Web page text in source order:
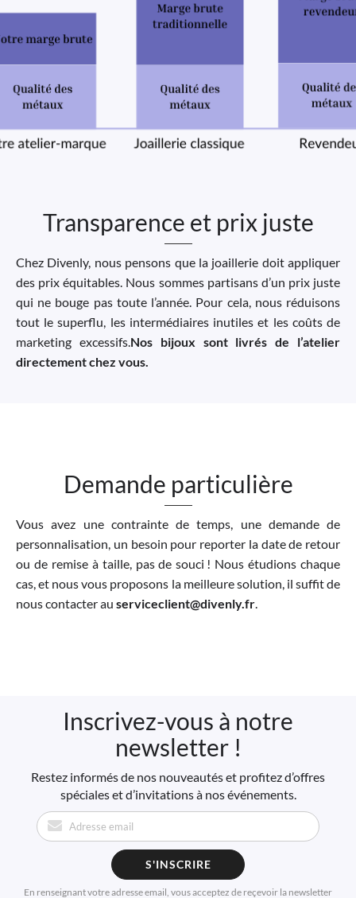
Transparence et prix juste
Chez Divenly, nous pensons que la joaillerie doit appliquer
des prix équitables. Nous sommes partisans d’un prix juste
qui ne bouge pas toute l’année. Pour cela, nous réduisons
tout le superflu, les intermédiaires inutiles et les coûts de
marketing excessifs. Nos bijoux sont livrés de l’atelier
directement chez vous.
Demande particulière
Vous avez une contrainte de temps, une demande de
personnalisation, un besoin pour reporter la date de retour
ou de remise à taille, pas de souci ! Nous étudions chaque
cas, et nous vous proposons la meilleure solution, il suffit de
nous contacter au serviceclient@divenly.fr.
Inscrivez-vous à notre
newsletter !
Restez informés de nos nouveautés et profitez d’offres
spéciales et d’invitations à nos événements.
S'INSCRIRE
En renseignant votre adresse email, vous acceptez de reçevoir la newsletter